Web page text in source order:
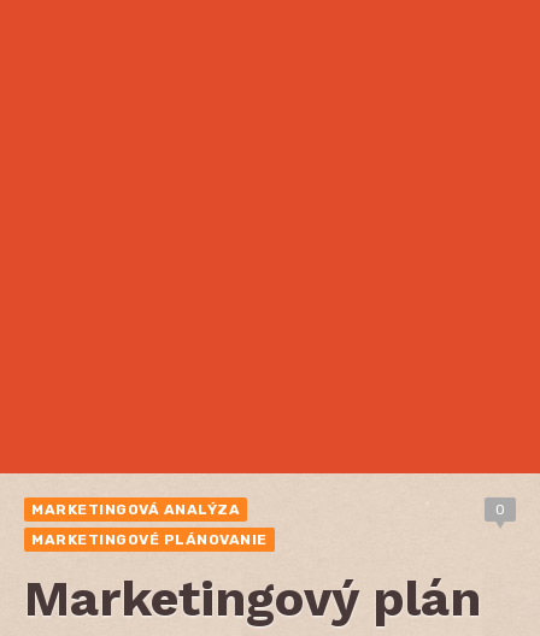
MARKETINGOVÁ ANALÝZA
MARKETINGOVÉ PLÁNOVANIE
0
Marketingový plán